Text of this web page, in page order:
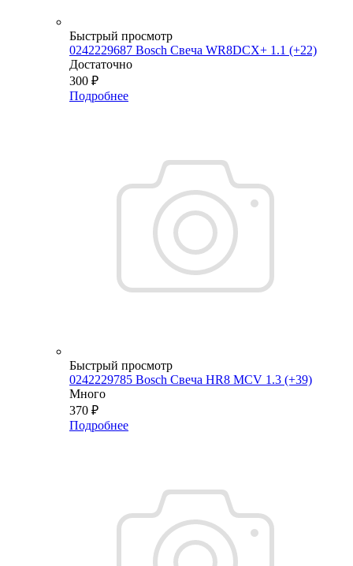
Быстрый просмотр
0242229687 Bosch Свеча WR8DCX+ 1.1 (+22)
Достаточно
300 ₽
Подробнее
Быстрый просмотр
0242229785 Bosch Свеча HR8 MCV 1.3 (+39)
Много
370 ₽
Подробнее